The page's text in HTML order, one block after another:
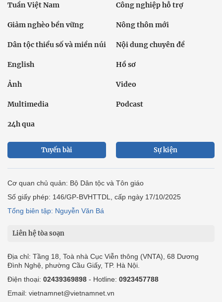
Tuần Việt Nam Công nghiệp hỗ trợ
Giảm nghèo bền vững Nông thôn mới
Dân tộc thiểu số và miền núi Nội dung chuyên đề
English Hồ sơ
Ảnh Video
Multimedia Podcast
24h qua
Tuyến bài Sự kiện
Cơ quan chủ quản: Bộ Dân tộc và Tôn giáo
Số giấy phép: 146/GP-BVHTTDL, cấp ngày 17/10/2025
Tổng biên tập: Nguyễn Văn Bá
Liên hệ tòa soạn
Địa chỉ: Tầng 18, Toà nhà Cục Viễn thông (VNTA), 68 Dương
Đình Nghệ, phường Cầu Giấy, TP. Hà Nội.
Điện thoại: 02439369898 - Hotline: 0923457788
Email: vietnamnet@vietnamnet.vn